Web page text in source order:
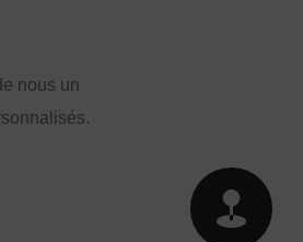
nous un